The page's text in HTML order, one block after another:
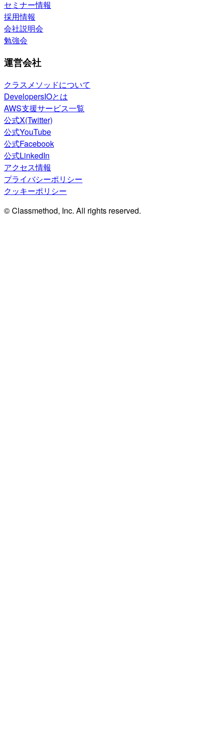
セミナー情報
採用情報
会社説明会
勉強会
運営会社
クラスメソッドについて
DevelopersIOとは
AWS支援サービス一覧
公式X(Twitter)
公式YouTube
公式Facebook
公式LinkedIn
アクセス情報
プライバシーポリシー
クッキーポリシー
© Classmethod, Inc. All rights reserved.